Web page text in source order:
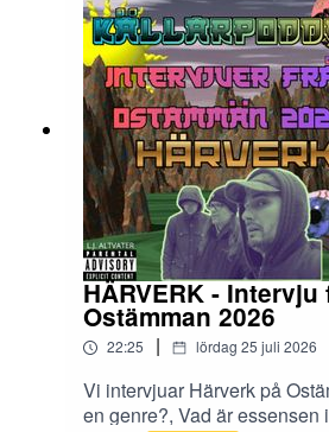
▶ Sintflut:
https://sintflut1.bandcamp.com/
▶ Corpse D'Alsace:
https://
▶ LEFT/FOLK IX: Days Ov Fire:
https://leftfolk.bandcamp.com/
HÄRVERK - Intervju
Ostämman 2026
22:25 | lördag 25 juli 2026
Vi intervjuar Härverk på
en genre?, Vad är essensen